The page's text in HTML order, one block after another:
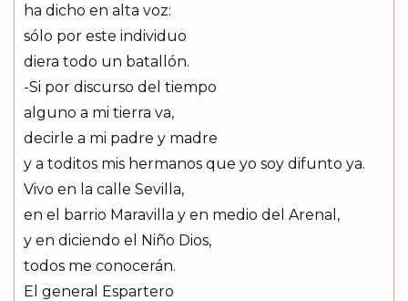
ha dicho en alta voz:
sólo por este individuo
diera todo un batallón.
-Si por discurso del tiempo
alguno a mi tierra va,
decirle a mi padre y madre
y a toditos mis hermanos que yo soy difunto ya.
Vivo en la calle Sevilla,
en el barrio Maravilla y en medio del Arenal,
y en diciendo el Niño Dios,
todos me conocerán.
El general Espartero